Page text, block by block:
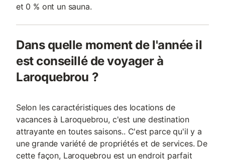
et 0 % ont un sauna.
Dans quelle moment de l'année il
est conseillé de voyager à
Laroquebrou ?
Selon les caractéristiques des locations de
vacances à Laroquebrou, c'est une destination
attrayante en toutes saisons.. C'est parce qu'il y a
une grande variété de propriétés et de services. De
cette façon, Laroquebrou est un endroit parfait